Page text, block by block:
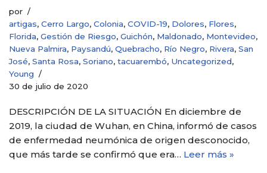
por
artigas, Cerro Largo, Colonia, COVID-19, Dolores, Flores,
Florida, Gestión de Riesgo, Guichón, Maldonado, Montevideo,
Nueva Palmira, Paysandú, Quebracho, Río Negro, Rivera, San
José, Santa Rosa, Soriano, tacuarembó, Uncategorized,
Young
30 de julio de 2020
DESCRIPCIÓN DE LA SITUACIÓN En diciembre de
2019, la ciudad de Wuhan, en China, informó de casos
de enfermedad neumónica de origen desconocido,
que más tarde se confirmó que era… Leer más »